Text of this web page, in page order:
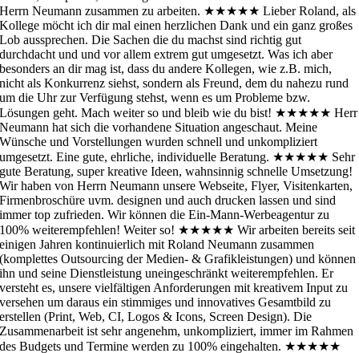
Herrn Neumann zusammen zu arbeiten. ★★★★★ Lieber Roland, als
Kollege möcht ich dir mal einen herzlichen Dank und ein ganz großes
Lob aussprechen. Die Sachen die du machst sind richtig gut
durchdacht und und vor allem extrem gut umgesetzt. Was ich aber
besonders an dir mag ist, dass du andere Kollegen, wie z.B. mich,
nicht als Konkurrenz siehst, sondern als Freund, dem du nahezu rund
um die Uhr zur Verfügung stehst, wenn es um Probleme bzw.
Lösungen geht. Mach weiter so und bleib wie du bist! ★★★★★ Herr
Neumann hat sich die vorhandene Situation angeschaut. Meine
Wünsche und Vorstellungen wurden schnell und unkompliziert
umgesetzt. Eine gute, ehrliche, individuelle Beratung. ★★★★★ Sehr
gute Beratung, super kreative Ideen, wahnsinnig schnelle Umsetzung!
Wir haben von Herrn Neumann unsere Webseite, Flyer, Visitenkarten,
Firmenbroschüre uvm. designen und auch drucken lassen und sind
immer top zufrieden. Wir können die Ein-Mann-Werbeagentur zu
100% weiterempfehlen! Weiter so! ★★★★★ Wir arbeiten bereits seit
einigen Jahren kontinuierlich mit Roland Neumann zusammen
(komplettes Outsourcing der Medien- & Grafikleistungen) und können
ihn und seine Dienstleistung uneingeschränkt weiterempfehlen. Er
versteht es, unsere vielfältigen Anforderungen mit kreativem Input zu
versehen um daraus ein stimmiges und innovatives Gesamtbild zu
erstellen (Print, Web, CI, Logos & Icons, Screen Design). Die
Zusammenarbeit ist sehr angenehm, unkompliziert, immer im Rahmen
des Budgets und Termine werden zu 100% eingehalten. ★★★★★